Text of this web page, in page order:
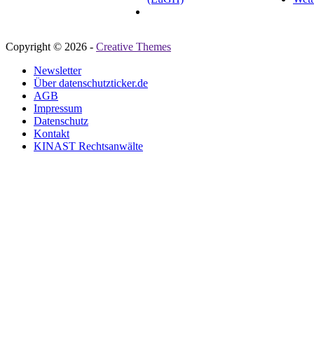
Copyright © 2026 - Creative Themes
Newsletter
Über datenschutzticker.de
AGB
Impressum
Datenschutz
Kontakt
KINAST Rechtsanwälte